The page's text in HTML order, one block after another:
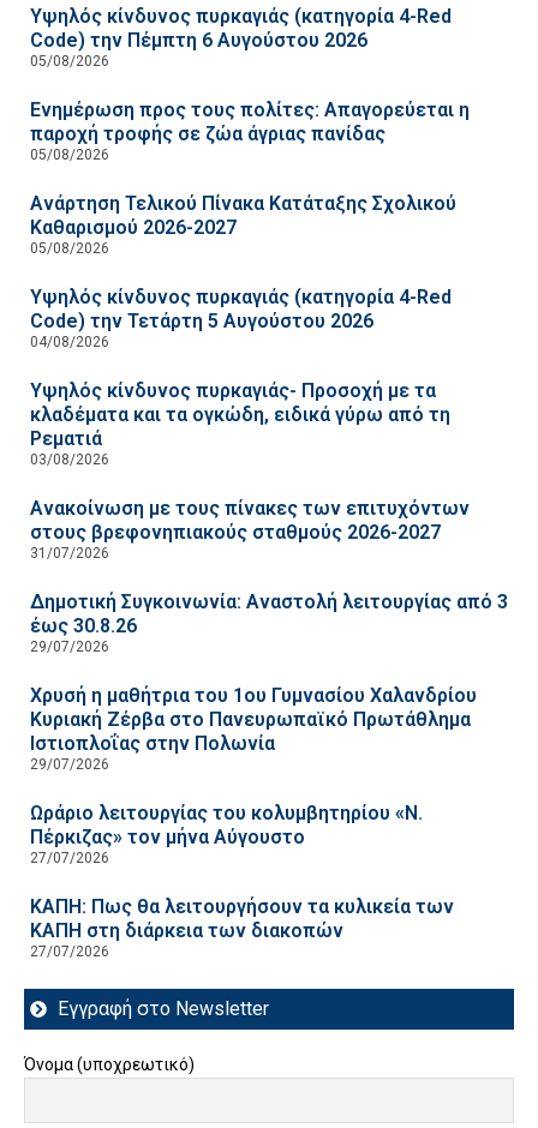
Υψηλός κίνδυνος πυρκαγιάς (κατηγορία 4-Red
Code) την Πέμπτη 6 Αυγούστου 2026
05/08/2026
Ενημέρωση προς τους πολίτες: Απαγορεύεται η
παροχή τροφής σε ζώα άγριας πανίδας
05/08/2026
Ανάρτηση Τελικού Πίνακα Κατάταξης Σχολικού
Καθαρισμού 2026-2027
05/08/2026
Υψηλός κίνδυνος πυρκαγιάς (κατηγορία 4-Red
Code) την Τετάρτη 5 Αυγούστου 2026
04/08/2026
Υψηλός κίνδυνος πυρκαγιάς- Προσοχή με τα
κλαδέματα και τα ογκώδη, ειδικά γύρω από τη
Ρεματιά
03/08/2026
Ανακοίνωση με τους πίνακες των επιτυχόντων
στους βρεφονηπιακούς σταθμούς 2026-2027
31/07/2026
Δημοτική Συγκοινωνία: Αναστολή λειτουργίας από 3
έως 30.8.26
29/07/2026
Χρυσή η μαθήτρια του 1ου Γυμνασίου Χαλανδρίου
Κυριακή Ζέρβα στο Πανευρωπαϊκό Πρωτάθλημα
Ιστιοπλοΐας στην Πολωνία
29/07/2026
Ωράριο λειτουργίας του κολυμβητηρίου «Ν.
Πέρκιζας» τον μήνα Αύγουστο
27/07/2026
ΚΑΠΗ: Πως θα λειτουργήσουν τα κυλικεία των
ΚΑΠΗ στη διάρκεια των διακοπών
27/07/2026
Εγγραφή στο Newsletter
Όνομα (υποχρεωτικό)